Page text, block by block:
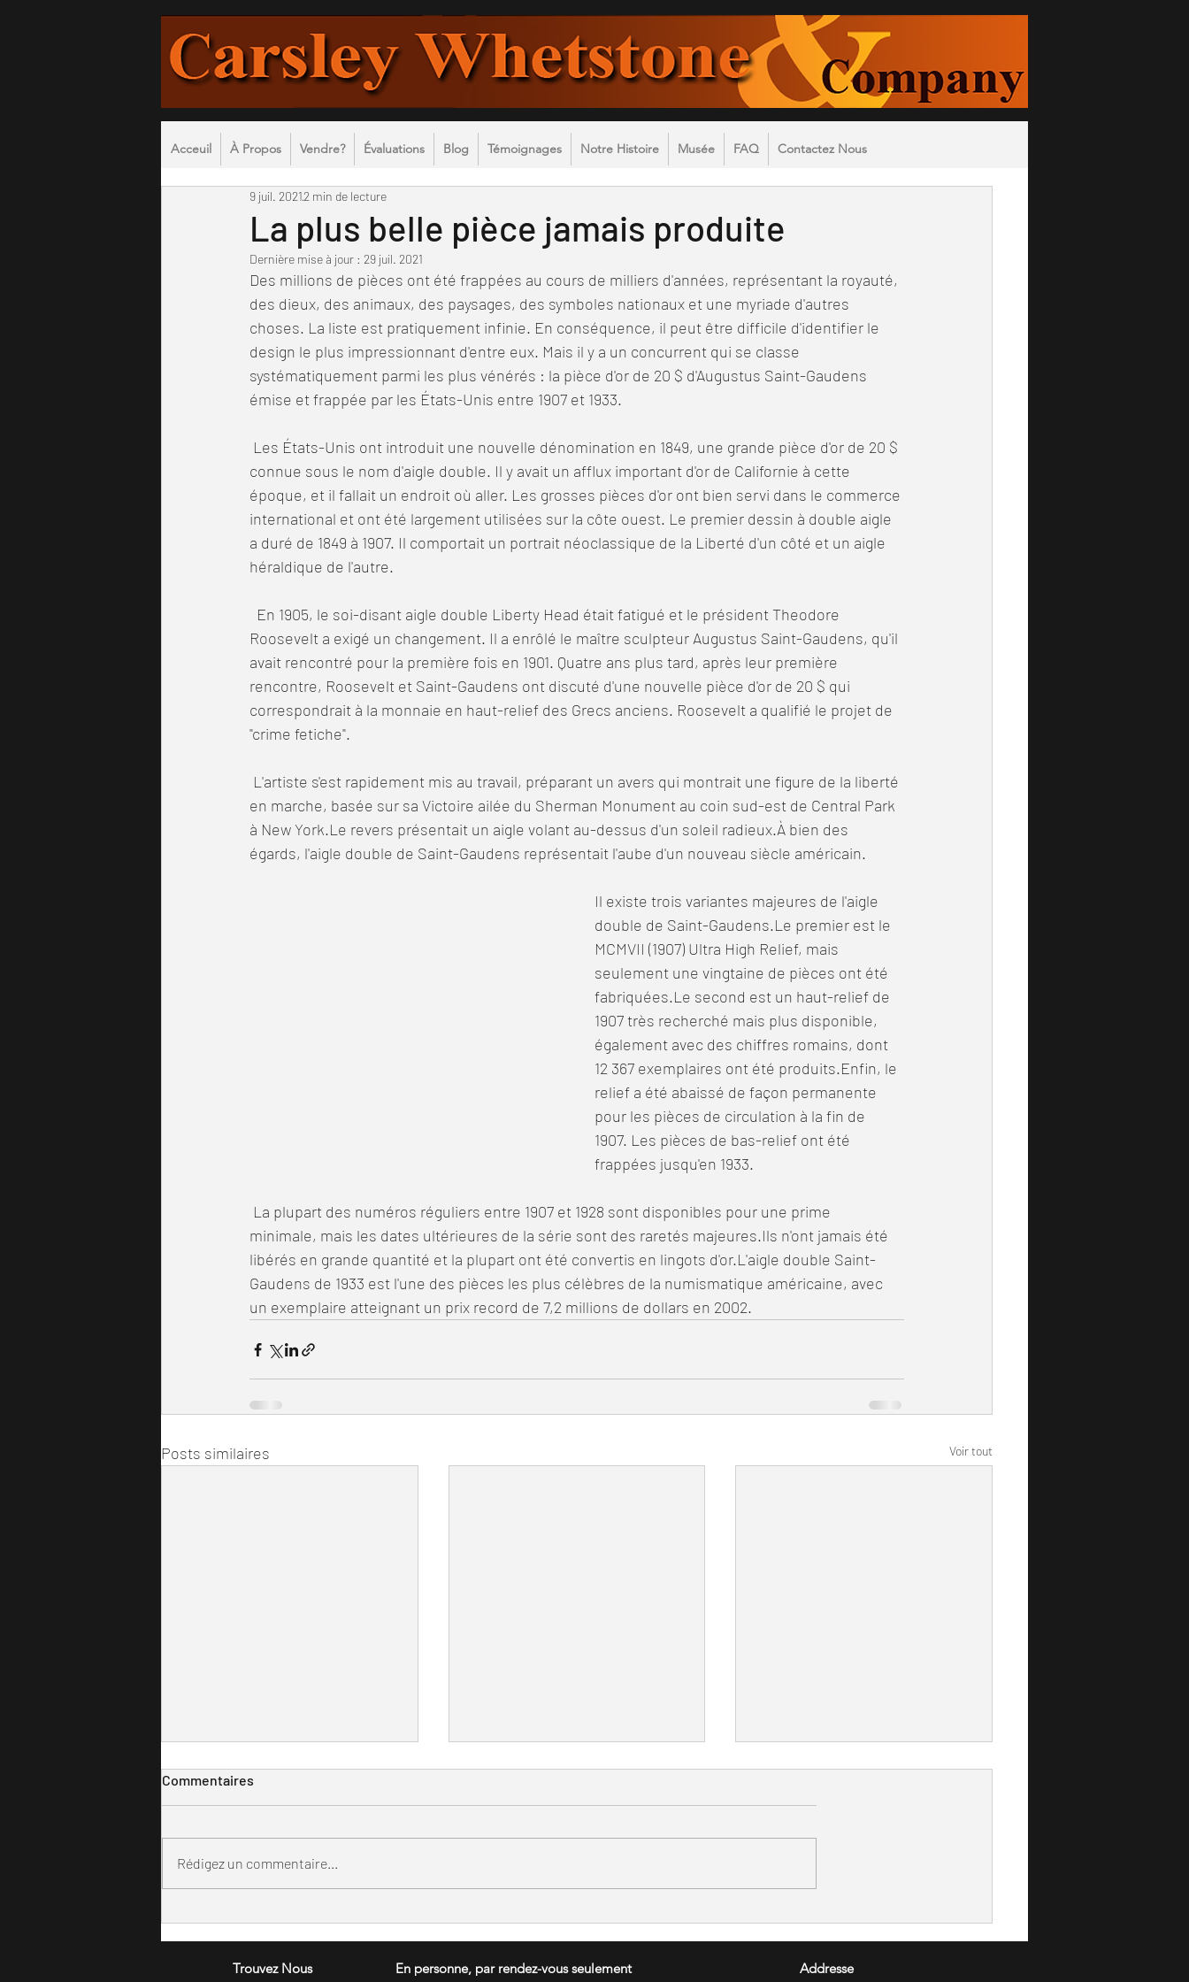
Numismatist Coins Coin Paper Money
Silver Gold
Acceuil À Propos Vendre? Évaluations Blog Témoignages Notre Histoire Musée FAQ Contactez Nous
La plus belle pièce jamais produite
9 juil. 20212 min de lecture
Dernière mise à jour : 29 juil. 2021
Des millions de pièces ont été frappées au cours de milliers d'années, représentant la royauté,
des dieux, des animaux, des paysages, des symboles nationaux et une myriade d'autres
choses. La liste est pratiquement infinie. En conséquence, il peut être difficile d'identifier le
design le plus impressionnant d'entre eux. Mais il y a un concurrent qui se classe
systématiquement parmi les plus vénérés : la pièce d'or de 20 $ d'Augustus Saint-Gaudens
émise et frappée par les États-Unis entre 1907 et 1933.
connue sous le nom d'aigle double. Il y avait un afflux important d'or de Californie à cette
époque, et il fallait un endroit où aller. Les grosses pièces d'or ont bien servi dans le commerce
international et ont été largement utilisées sur la côte ouest. Le premier dessin à double aigle
a duré de 1849 à 1907. Il comportait un portrait néoclassique de la Liberté d'un côté et un aigle
héraldique de l'autre.
Roosevelt a exigé un changement. Il a enrôlé le maître sculpteur Augustus Saint-Gaudens, qu'il
avait rencontré pour la première fois en 1901. Quatre ans plus tard, après leur première
rencontre, Roosevelt et Saint-Gaudens ont discuté d'une nouvelle pièce d'or de 20 $ qui
correspondrait à la monnaie en haut-relief des Grecs anciens. Roosevelt a qualifié le projet de
"crime fetiche".
en marche, basée sur sa Victoire ailée du Sherman Monument au coin sud-est de Central Park
à New York.Le revers présentait un aigle volant au-dessus d'un soleil radieux.À bien des
égards, l'aigle double de Saint-Gaudens représentait l'aube d'un nouveau siècle américain.
Il existe trois variantes majeures de l'aigle
double de Saint-Gaudens.Le premier est le
MCMVII (1907) Ultra High Relief, mais
seulement une vingtaine de pièces ont été
fabriquées.Le second est un haut-relief de
1907 très recherché mais plus disponible,
également avec des chiffres romains, dont
12 367 exemplaires ont été produits.Enfin, le
relief a été abaissé de façon permanente
pour les pièces de circulation à la fin de
1907. Les pièces de bas-relief ont été
frappées jusqu'en 1933.
minimale, mais les dates ultérieures de la série sont des raretés majeures.Ils n'ont jamais été
libérés en grande quantité et la plupart ont été convertis en lingots d'or.L'aigle double Saint-
Gaudens de 1933 est l'une des pièces les plus célèbres de la numismatique américaine, avec
un exemplaire atteignant un prix record de 7,2 millions de dollars en 2002.
Posts similaires Voir tout
Commentaires
Rédigez un commentaire...
Trouvez Nous En personne, par rendez-vous seulement Addresse